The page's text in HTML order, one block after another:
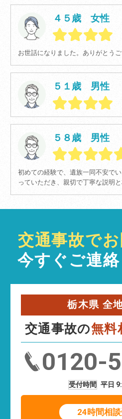
４５歳 女性
お世話になりました。ありがとうご
５１歳 男性
５８歳 男性
初めての経験で、遺族一同不安で
っていただき、親切で丁寧な説明
交通事故で
今すぐご連絡
栃木県 全
交通事故の無料
0120-
受付時間 平日
24時間相